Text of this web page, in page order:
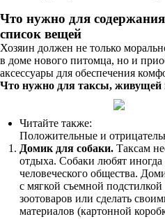
Что нужно для
список вещей
Хозяин должен не только
в доме нового питомца, но и
аксессуары для обеспечения
Что нужно для таксы, живущей
Читайте также:
Положительные и
Домик для собаки. Таксам
отдыха. Собаки любят иногда
человеческого общества.
с мягкой съемной
зоотоваров или сделать
материалов (картонной